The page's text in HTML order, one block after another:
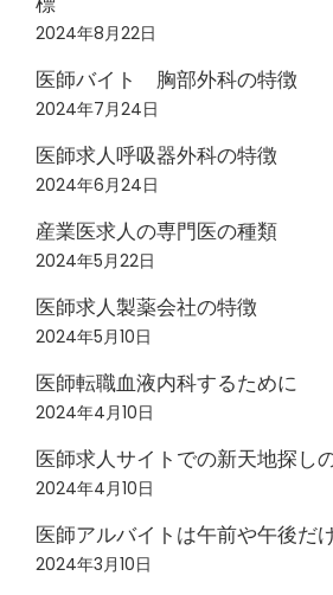
2024年8月22日
医師バイト 胸部外科の特徴
2024年7月24日
医師求人呼吸器外科の特徴
2024年6月24日
産業医求人の専門医の種類
2024年5月22日
医師求人製薬会社の特徴
2024年5月10日
医師転職血液内科するために
2024年4月10日
医師求人サイトでの新天地探し
2024年4月10日
医師アルバイトは午前や午後だ
2024年3月10日